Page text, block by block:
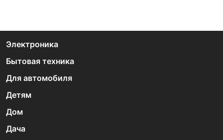
Электроника
Бытовая техника
Для автомобиля
Детям
Дом
Дача